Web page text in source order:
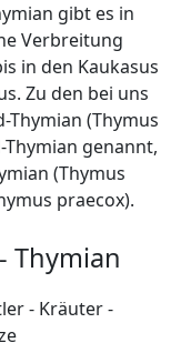
gibt es in
Verbreitung
in den Kaukasus
Zu den bei uns
Thymian (Thymus
genannt,
(Thymus
praecox).
Thymian